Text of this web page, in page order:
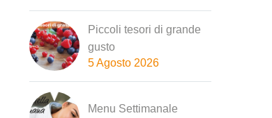
Piccoli tesori di grande
gusto
5 Agosto 2026
Menu Settimanale